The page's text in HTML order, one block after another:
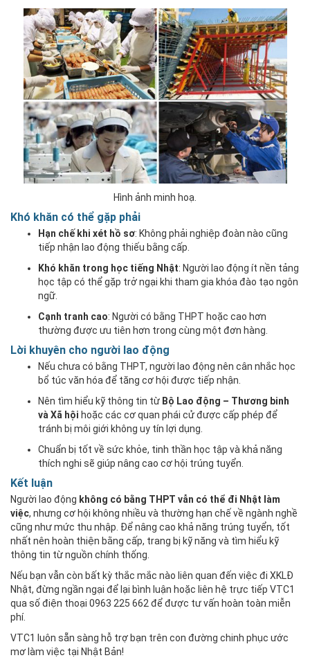
Hình ảnh minh hoạ.
Khó khăn có thể gặp phải
Hạn chế khi xét hồ sơ: Không phải nghiệp đoàn nào cũng
tiếp nhận lao động thiếu bằng cấp.
Khó khăn trong học tiếng Nhật: Người lao động ít nền tảng
học tập có thể gặp trở ngại khi tham gia khóa đào tạo ngôn
ngữ.
Cạnh tranh cao: Người có bằng THPT hoặc cao hơn
thường được ưu tiên hơn trong cùng một đơn hàng.
Lời khuyên cho người lao động
Nếu chưa có bằng THPT, người lao động nên cân nhắc học
bổ túc văn hóa để tăng cơ hội được tiếp nhận.
Nên tìm hiểu kỹ thông tin từ Bộ Lao động – Thương binh
và Xã hội hoặc các cơ quan phái cử được cấp phép để
tránh bị môi giới không uy tín lợi dụng.
Chuẩn bị tốt về sức khỏe, tinh thần học tập và khả năng
thích nghi sẽ giúp nâng cao cơ hội trúng tuyển.
Kết luận
Người lao động không có bằng THPT vẫn có thể đi Nhật làm
việc, nhưng cơ hội không nhiều và thường hạn chế về ngành nghề
cũng như mức thu nhập. Để nâng cao khả năng trúng tuyển, tốt
nhất nên hoàn thiện bằng cấp, trang bị kỹ năng và tìm hiểu kỹ
thông tin từ nguồn chính thống.
Nếu bạn vẫn còn bất kỳ thắc mắc nào liên quan đến việc đi XKLĐ
Nhật, đừng ngần ngại để lại bình luận hoặc liên hệ trực tiếp VTC1
qua số điện thoại 0963 225 662 để được tư vấn hoàn toàn miễn
phí.
VTC1 luôn sẵn sàng hỗ trợ bạn trên con đường chinh phục ước
mơ làm việc tại Nhật Bản!